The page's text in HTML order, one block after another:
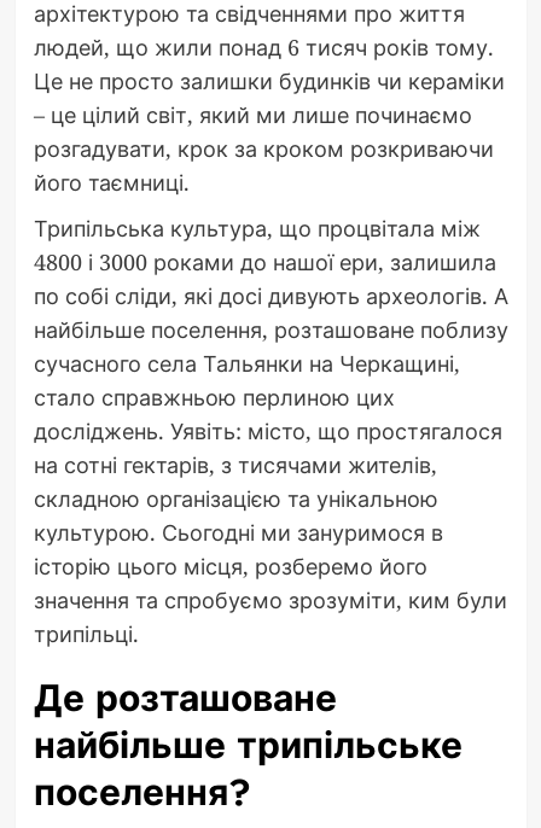
архітектурою та свідченнями про життя
людей, що жили понад 6 тисяч років тому.
Це не просто залишки будинків чи кераміки
– це цілий світ, який ми лише починаємо
розгадувати, крок за кроком розкриваючи
його таємниці.
Трипільська культура, що процвітала між
4800 і 3000 роками до нашої ери, залишила
по собі сліди, які досі дивують археологів. А
найбільше поселення, розташоване поблизу
сучасного села Тальянки на Черкащині,
стало справжньою перлиною цих
досліджень. Уявіть: місто, що простягалося
на сотні гектарів, з тисячами жителів,
складною організацією та унікальною
культурою. Сьогодні ми зануримося в
історію цього місця, розберемо його
значення та спробуємо зрозуміти, ким були
трипільці.
Де розташоване
найбільше трипільське
поселення?